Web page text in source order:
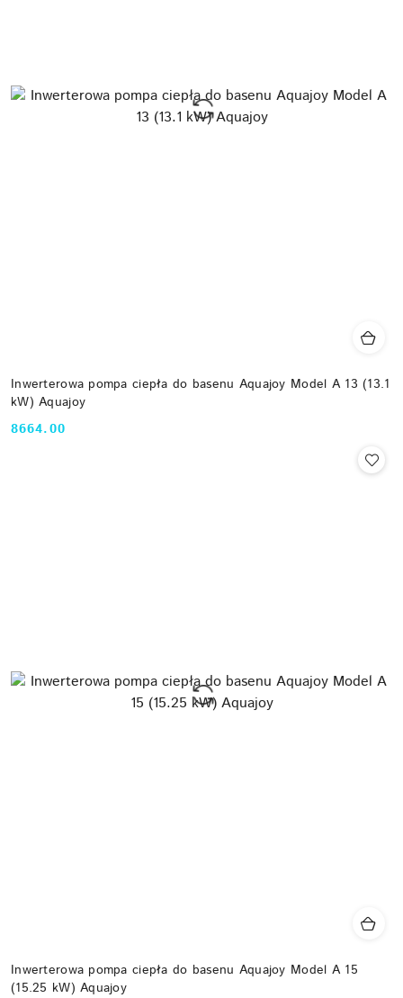
Inwerterowa pompa ciepła do basenu Aquajoy Model A 13 (13.1
kW) Aquajoy
Cena:
8664.00
Inwerterowa pompa ciepła do basenu Aquajoy Model A 15
(15.25 kW) Aquajoy